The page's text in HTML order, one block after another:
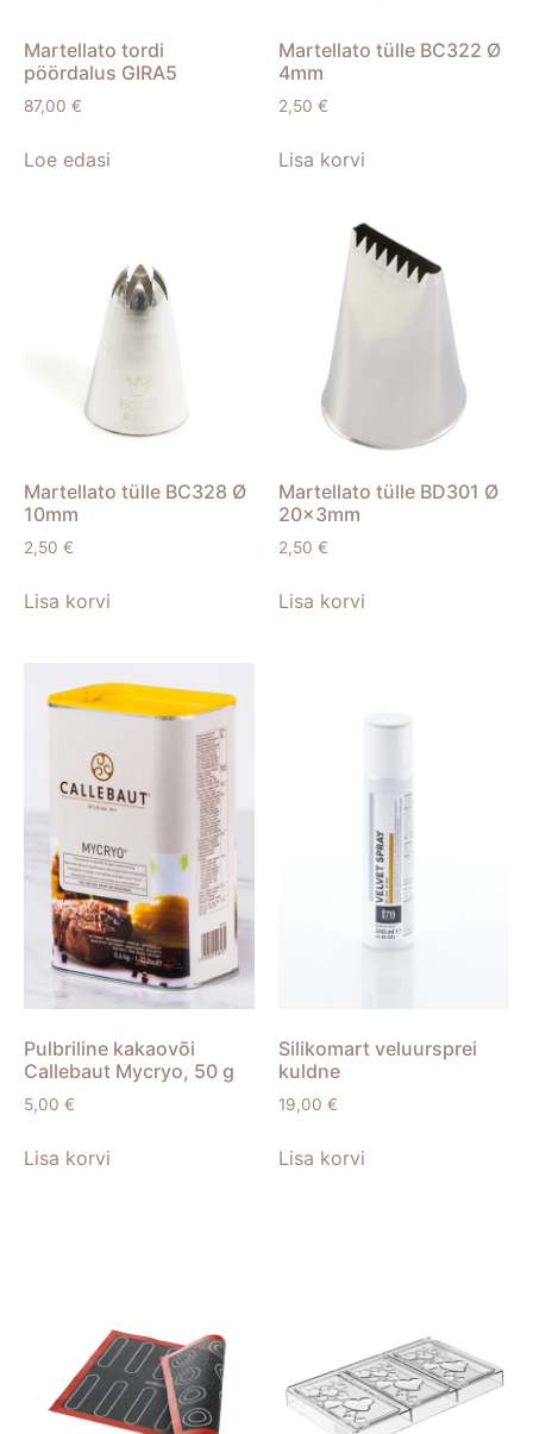
Martellato tordi
pöördalus GIRA5
87,00 €
Loe edasi
Martellato tülle BC322 Ø
4mm
2,50 €
Lisa korvi
Martellato tülle BC328 Ø
10mm
2,50 €
Lisa korvi
Martellato tülle BD301 Ø
20x3mm
2,50 €
Lisa korvi
Pulbriline kakaovõi
Callebaut Mycryo, 50 g
5,00 €
Lisa korvi
Silikomart veluursprei
kuldne
19,00 €
Lisa korvi